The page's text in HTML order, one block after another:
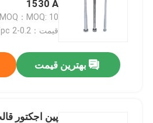
سوزن جمع آوری خون
لوله جمع آوری خون خلاء
1530 A
MOQ：MOQ: 10 عدد
قیمت：0.2-2 usd/pc
بهترین قیمت